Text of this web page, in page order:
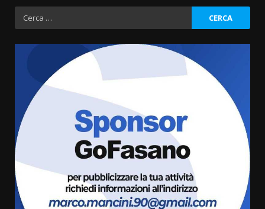
Ricerca
per:
Fasanese ferito a colpi di arma
da fuoco
6 Agosto 2026 18:13